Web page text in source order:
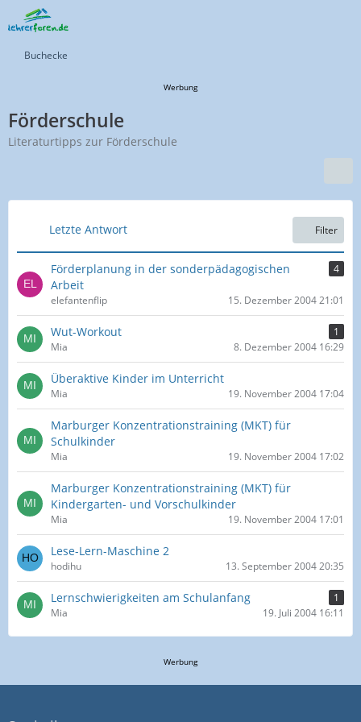
Buchecke
Werbung
Förderschule
Literaturtipps zur Förderschule
Letzte Antwort Filter
Förderplanung in der sonderpädagogischen
Arbeit
4
elefantenflip 15. Dezember 2004 21:01
Wut-Workout
1
Mia
8. Dezember 2004 16:29
Überaktive Kinder im Unterricht
Mia 19. November 2004 17:04
Marburger Konzentrationstraining (MKT) für
Schulkinder
Mia 19. November 2004 17:02
Marburger Konzentrationstraining (MKT) für
Kindergarten- und Vorschulkinder
Mia 19. November 2004 17:01
Lese-Lern-Maschine 2
hodihu 13. September 2004 20:35
Lernschwierigkeiten am Schulanfang
1
Mia
19. Juli 2004 16:11
Werbung